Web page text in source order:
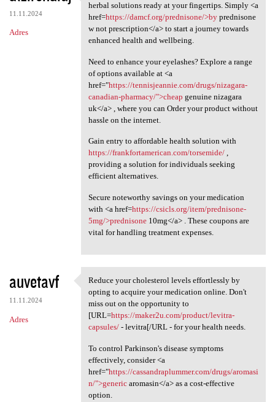
11.11.2024
Adres
herbal solutions ready at your fingertips. Simply <a
href=https://damcf.org/prednisone/>byprednisone
w not prescription</a> to start a journey towards
enhanced health and wellbeing.
Need to enhance your eyelashes? Explore a range
of options available at <a
href="https://tennisjeannie.com/drugs/nizagara-
canadian-pharmacy/">cheap genuine nizagara
uk</a> , where you can Order your product without
hassle on the internet.
Gain entry to affordable health solution with
https://frankfortamerican.com/torsemide/,
providing a solution for individuals seeking
efficient alternatives.
Secure noteworthy savings on your medication
with <a href=https://csicls.org/item/prednisone-
5mg/>prednisone10mg</a> . These coupons are
vital for handling treatment expenses.
auvetavf
11.11.2024
Adres
Reduce your cholesterol
Reduce your cholesterol levels effortlessly by
opting to acquire your medication online. Don't
miss out on the opportunity to
[URL=https://maker2u.com/product/levitra-
capsules/- levitra[/URL - for your health needs.
To control Parkinson's disease symptoms
effectively, consider <a
href="https://cassandraplummer.com/drugs/aromasi
n/">genericaromasin</a> as a cost-effective
option.